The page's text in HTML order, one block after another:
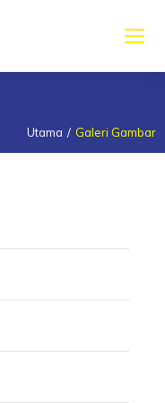
Utama Galeri Gambar